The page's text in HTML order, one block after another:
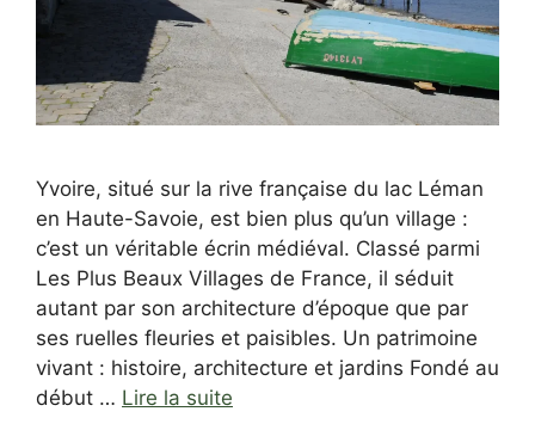
Yvoire, situé sur la rive française du lac Léman
en Haute-Savoie, est bien plus qu’un village :
c’est un véritable écrin médiéval. Classé parmi
Les Plus Beaux Villages de France, il séduit
autant par son architecture d’époque que par
ses ruelles fleuries et paisibles. Un patrimoine
vivant : histoire, architecture et jardins Fondé au
début … Lire la suite